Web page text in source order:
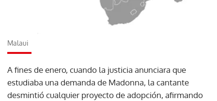
Malaui
A fines de enero, cuando la justicia anunciara que
estudiaba una demanda de Madonna, la cantante
desmintió cualquier proyecto de adopción, afirmando